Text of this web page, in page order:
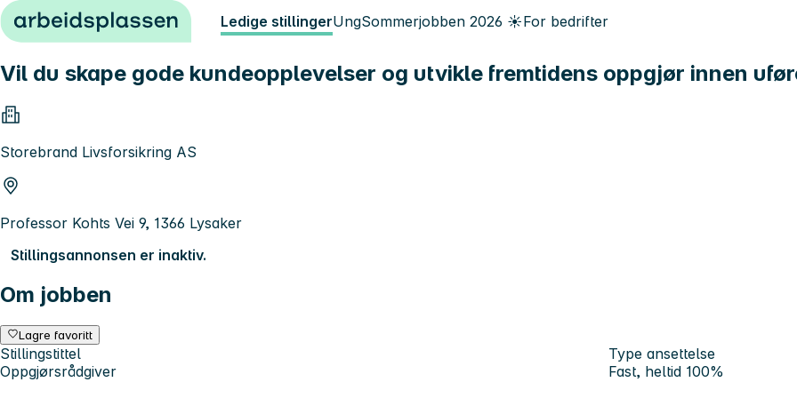
Hopp til innhold Ledige stillingerUngSommerjobben 2026 ☀️For bedrifter
Vil du skape gode kundeopplevelser og utvikle fremtidens oppgjør innen
Storebrand Livsforsikring AS
Professor Kohts Vei 9, 1366 Lysaker
Stillingsannonsen er inaktiv.
Om jobben
Lagre favoritt
Stillingstittel
Oppgjørsrådgiver
Type ansettelse
Fast, heltid 100%